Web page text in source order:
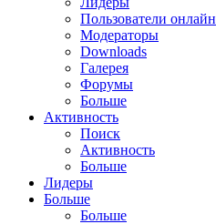
Пользователи онлайн
Модераторы
Downloads
Галерея
Форумы
Больше
Активность
Поиск
Активность
Больше
Лидеры
Больше
Больше